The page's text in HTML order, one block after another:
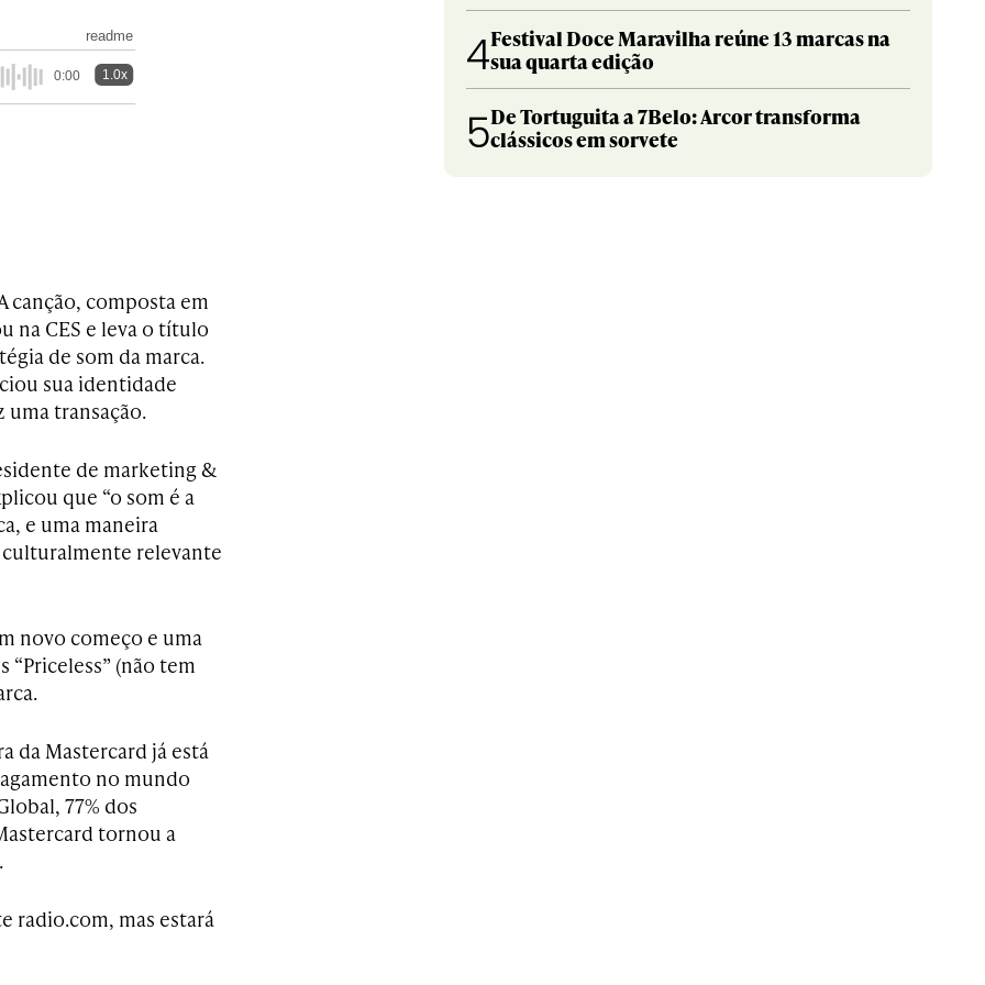
readme
0:00 1.0x
canção, composta em
na CES e leva o título
de som da marca.
sua identidade
transação.
de marketing &
que “o som é a
e uma maneira
relevante
novo começo e uma
(não tem
da Mastercard já está
no mundo
77% dos
tornou a
radio.com, mas estará
4Festival Doce Maravilha reúne 13 marcas na
sua quarta edição
5De Tortuguita a 7Belo: Arcor transforma
clássicos em sorvete